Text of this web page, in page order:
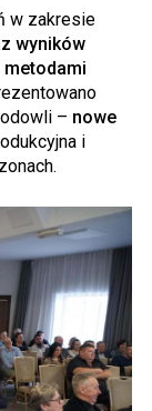
w zakresie
wyników
– nowe
i